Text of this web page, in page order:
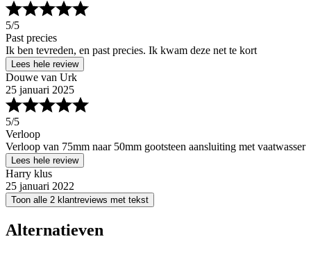
5/5
Past precies
Ik ben tevreden, en past precies. Ik kwam deze net te kort
Lees hele review
Douwe van Urk
25 januari 2025
5/5
Verloop
Verloop van 75mm naar 50mm gootsteen aansluiting met vaatwasser
Lees hele review
Harry klus
25 januari 2022
Toon alle 2 klantreviews met tekst
Alternatieven